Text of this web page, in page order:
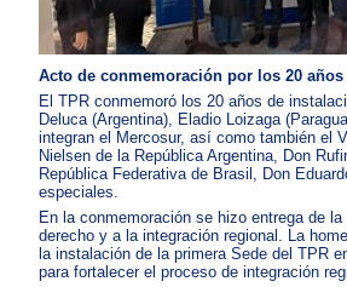
Acto de conmemoración por los 20
El TPR conmemoró los 20 años de
Deluca (Argentina), Eladio Loizaga
integran el Mercosur, así como también el
Nielsen de la República Argentina, Don
República Federativa de Brasil, Don
especiales.
En la conmemoración se hizo entrega de
derecho y a la integración regional. La
la instalación de la primera Sede del TPR
para fortalecer el proceso de integración